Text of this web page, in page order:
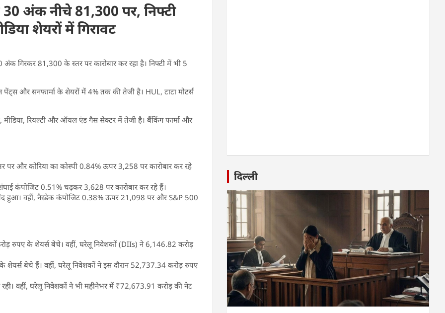
अंक नीचे 81,300 पर, निफ्टी
शेयरों में गिरावट
गिरकर 81,300 के स्तर पर कारोबार कर रहा है। निफ्टी में भी 5
और सनफार्मा के शेयरों में 4% तक की तेजी है। HUL, टाटा मोटर्स
रियल्टी और ऑयल एंड गैस सेक्टर में तेजी है। बैंकिंग फार्मा और
और कोरिया का कोस्पी 0.84% ऊपर 3,258 पर कारोबार कर रहे
कंपोजिट 0.51% चढ़कर 3,628 पर कारोबार कर रहे हैं।
हुआ। वहीं, नैस्डेक कंपोजिट 0.38% ऊपर 21,098 पर और S&P 500
रुपए के शेयर्स बेचे। वहीं, घरेलू निवेशकों (DIIs) ने 6,146.82 करोड़
बेचे हैं। वहीं, घरेलू निवेशकों ने इस दौरान 52,737.34 करोड़ रुपए
वहीं, घरेलू निवेशकों ने भी महीनेभर में ₹72,673.91 करोड़ की नेट
दिल्ली